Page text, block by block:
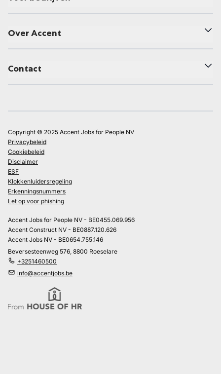
Over Accent
Contact
Copyright © 2025 Accent Jobs for People NV
Privacybeleid
Cookiebeleid
Disclaimer
ESF
Klokkenluidersregeling
Erkenningsnummers
Let op voor phishing
Accent Jobs for People NV - BE0455.069.956
Accent Construct NV - BE0887.120.626
Accent Jobs NV - BE0654.755.146
Beversesteenweg 576, 8800 Roeselare
+3251460500
info@accentjobs.be